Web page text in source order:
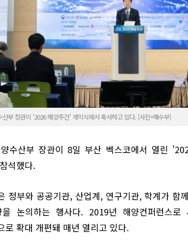
산부 장관이 '2026 해양주간' 개막식에서 축사하고 있다. [사진=해수부]
수산부 장관이 8일 부산 벡스코에서 열린
석했다.
정부와 공공기관, 산업계, 연구기관, 학계가 함
논의하는 행사다. 2019년 해양컨퍼런스로
로 확대 개편돼 매년 열리고 있다.